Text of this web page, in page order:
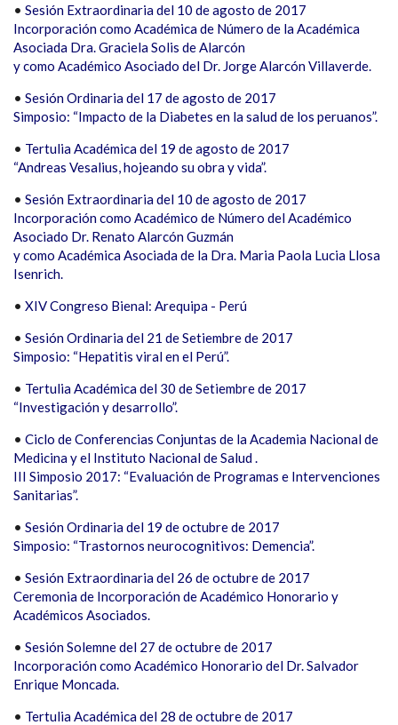
• Sesión Extraordinaria del 10 de agosto de 2017
Incorporación como Académica de Número de la Académica
Asociada Dra. Graciela Solis de Alarcón
y como Académico Asociado del Dr. Jorge Alarcón Villaverde.
• Sesión Ordinaria del 17 de agosto de 2017
Simposio: “Impacto de la Diabetes en la salud de los peruanos”.
• Tertulia Académica del 19 de agosto de 2017
“Andreas Vesalius, hojeando su obra y vida”.
• Sesión Extraordinaria del 10 de agosto de 2017
Incorporación como Académico de Número del Académico
Asociado Dr. Renato Alarcón Guzmán
y como Académica Asociada de la Dra. Maria Paola Lucia Llosa
Isenrich.
• XIV Congreso Bienal: Arequipa - Perú
• Sesión Ordinaria del 21 de Setiembre de 2017
Simposio: “Hepatitis viral en el Perú”.
• Tertulia Académica del 30 de Setiembre de 2017
“Investigación y desarrollo”.
• Ciclo de Conferencias Conjuntas de la Academia Nacional de
Medicina y el Instituto Nacional de Salud .
III Simposio 2017: “Evaluación de Programas e Intervenciones
Sanitarias”.
• Sesión Ordinaria del 19 de octubre de 2017
Simposio: “Trastornos neurocognitivos: Demencia”.
• Sesión Extraordinaria del 26 de octubre de 2017
Ceremonia de Incorporación de Académico Honorario y
Académicos Asociados.
• Sesión Solemne del 27 de octubre de 2017
Incorporación como Académico Honorario del Dr. Salvador
Enrique Moncada.
• Tertulia Académica del 28 de octubre de 2017